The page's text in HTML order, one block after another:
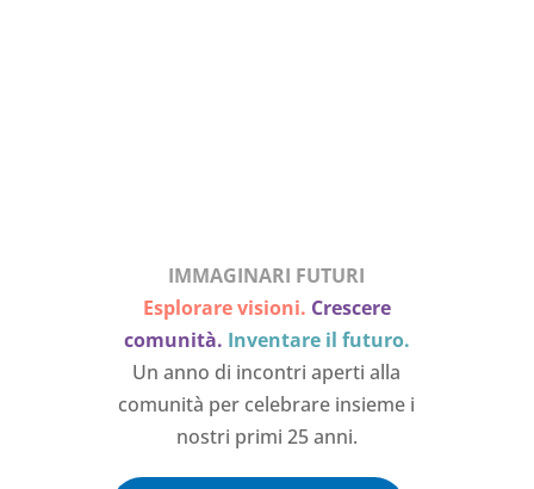
IMMAGINARI FUTURI
Esplorare visioni. Crescere
comunità. Inventare il futuro.
Un anno di incontri aperti alla
comunità per celebrare insieme i
nostri primi 25 anni.